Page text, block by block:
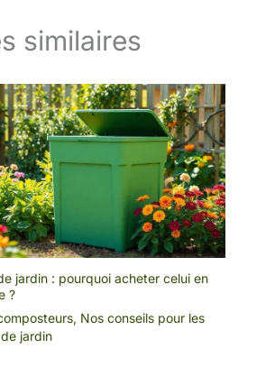
similaires
jardin : pourquoi acheter celui en
?
, Nos conseils pour les
jardin